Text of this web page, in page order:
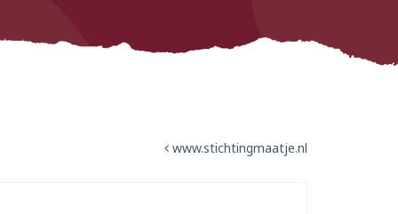
www.stichtingmaatje.nl